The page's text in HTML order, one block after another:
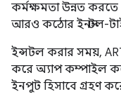
কর্মক্ষমতা উন্নত
আরও কঠোর ইনস্টল-
ইন্সটল করার সময়,
করে অ্যাপ কম্পাইল
ইনপুট হিসাবে গ্রহণ